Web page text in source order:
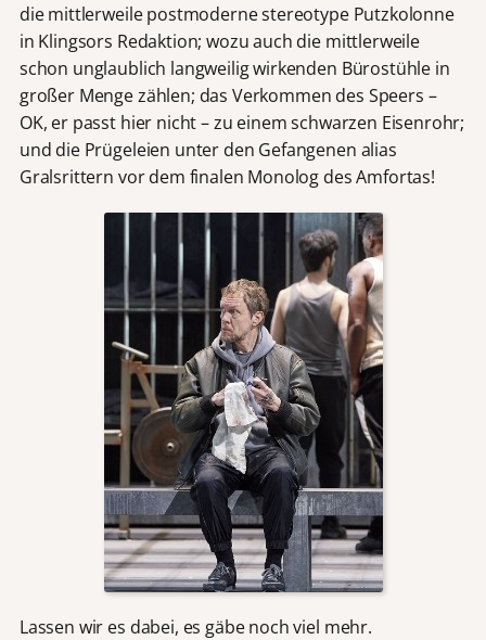
die mittlerweile postmoderne stereotype Putzkolonne
in Klingsors Redaktion; wozu auch die mittlerweile
schon unglaublich langweilig wirkenden Bürostühle in
großer Menge zählen; das Verkommen des Speers –
OK, er passt hier nicht – zu einem schwarzen Eisenrohr;
und die Prügeleien unter den Gefangenen alias
Gralsrittern vor dem finalen Monolog des Amfortas!
Lassen wir es dabei, es gäbe noch viel mehr.